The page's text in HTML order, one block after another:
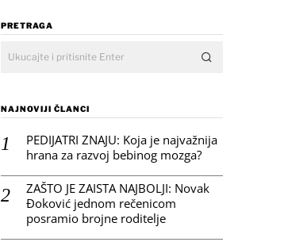
PRETRAGA
NAJNOVIJI ČLANCI
PEDIJATRI ZNAJU: Koja je najvažnija
hrana za razvoj bebinog mozga?
ZAŠTO JE ZAISTA NAJBOLJI: Novak
Đoković jednom rečenicom
posramio brojne roditelje